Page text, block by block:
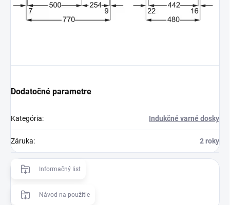
Dodatočné parametre
Kategória: Indukčné varné dosky
Záruka: 2 roky
Informačný list
Návod na použitie